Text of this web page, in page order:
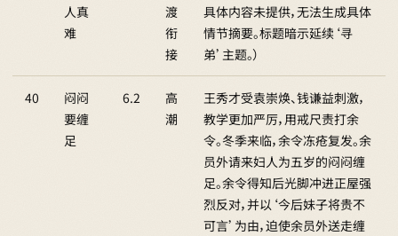
人真
难
渡
衔
接
具体内容未提供，无法生成具体
情节摘要。标题暗示延续‘寻
弟’主题。）
40
闷闷
要缠
足
6.2
高
潮
王秀才受袁崇焕、钱谦益刺激，
教学更加严厉，用戒尺责打余
令。冬季来临，余令冻疮复发。余
员外请来妇人为五岁的闷闷缠
足。余令得知后光脚冲进正屋强
烈反对，并以‘今后妹子将贵不
可言’为由，迫使余员外送走缠